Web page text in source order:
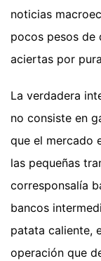
noticias
pocos pesos de
aciertas por
La verdadera
no consiste en
que el mercado
las pequeñas
corresponsalía
bancos
patata caliente,
operación que